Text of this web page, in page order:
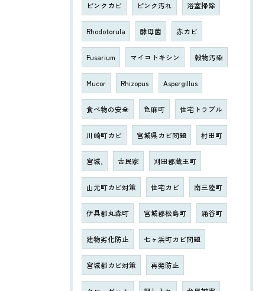
ピンクカビ ピンク汚れ 浴室掃除
Rhodotorula 酵母菌 赤カビ
Fusarium マイコトキシン 穀物汚染
Mucor Rhizopus Aspergillus
食べ物の安全 色麻町 住宅トラブル
川崎町カビ 宮城県カビ問題 村田町
宮城, 古民家 刈田郡蔵王町
山元町カビ対策 住宅カビ 南三陸町
伊具郡丸森町 宮城郡松島町 涌谷町
建物劣化防止 七ヶ浜町カビ問題
宮城郡カビ対策 再発防止